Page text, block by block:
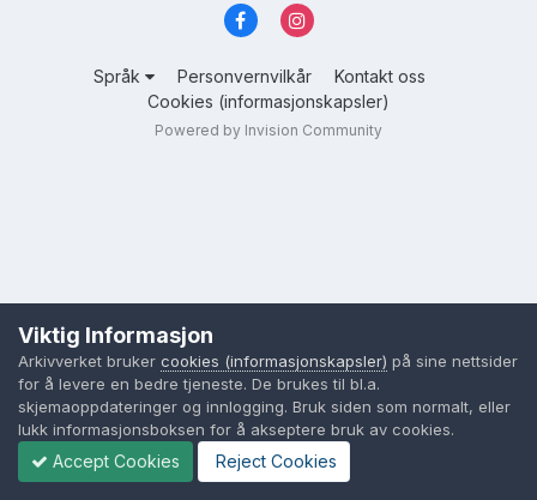
Språk Personvernvilkår
Kontakt oss
Cookies (informasjonskapsler)
Powered by Invision Community
Viktig Informasjon
Arkivverket bruker cookies (informasjonskapsler) på sine nettsider
for å levere en bedre tjeneste. De brukes til bl.a.
skjemaoppdateringer og innlogging. Bruk siden som normalt, eller
lukk informasjonsboksen for å akseptere bruk av cookies.
Accept Cookies Reject Cookies